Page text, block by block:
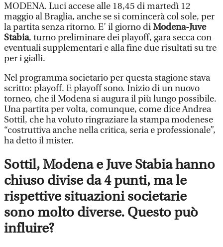
MODENA. Luci accese alle 18,45 di martedì 12
maggio al Braglia, anche se si comincerà col sole, per
la partita senza ritorno. E’ il giorno diModena-Juve
Stabia, turno preliminare dei playoff, gara secca con
eventuali supplementari e alla fine due risultati su tre
per i gialli.
Nel programma societario per questa stagione stava
scritto: playoff. E playoff sono. Inizio di un nuovo
torneo, che il Modena si augura il più lungo possibile.
Una partita per volta, comunque, come dice Andrea
Sottil, che ha voluto ringraziare la stampa modenese
“costruttiva anche nella critica, seria e professionale”,
ha detto il mister.
Sottil, Modena e Juve Stabia hanno
chiuso divise da 4 punti, ma le
rispettive situazioni societarie
sono molto diverse. Questo può
influire?